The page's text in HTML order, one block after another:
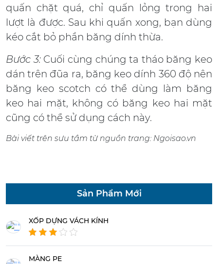
quấn chặt quá, chỉ quấn lỏng trong hai
lượt là được. Sau khi quấn xong, bạn dùng
kéo cắt bỏ phần băng dính thừa.
Bước 3: Cuối cùng chúng ta tháo băng keo
dán trên đũa ra, băng keo dính 360 độ nên
băng keo scotch có thể dùng làm băng
keo hai mặt, không có băng keo hai mặt
cũng có thể sử dụng cách này.
Bài viết trên sưu tầm từ nguồn trang: Ngoisao.vn
Sản Phẩm Mới
XỐP DỰNG VÁCH KÍNH
MÀNG PE